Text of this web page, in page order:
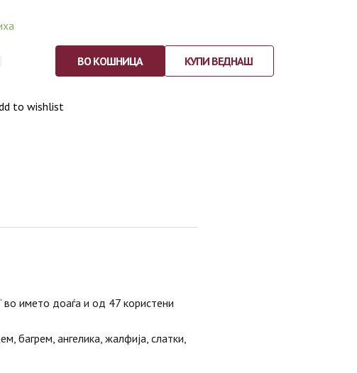
ВО КОШНИЦА КУПИ ВЕДНАШ
to wishlist
во името доаѓа и од 47 користени
багрем, ангелика, жалфија, слатки,